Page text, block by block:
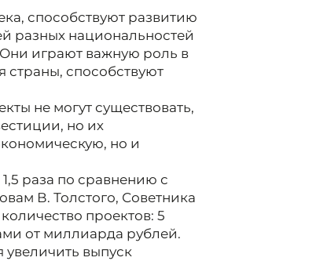
способствуют развитию
разных национальностей
играют важную роль в
страны, способствуют
не могут существовать,
но их
но и
раза по сравнению с
В. Толстого, Советника
проектов: 5
от миллиарда рублей.
увеличить выпуск